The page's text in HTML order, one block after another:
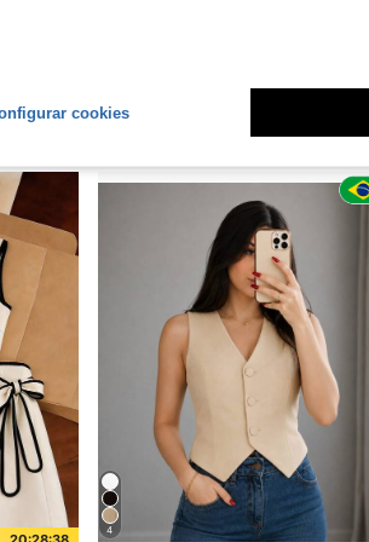
R$29,00
4-7 dias
4
cookies